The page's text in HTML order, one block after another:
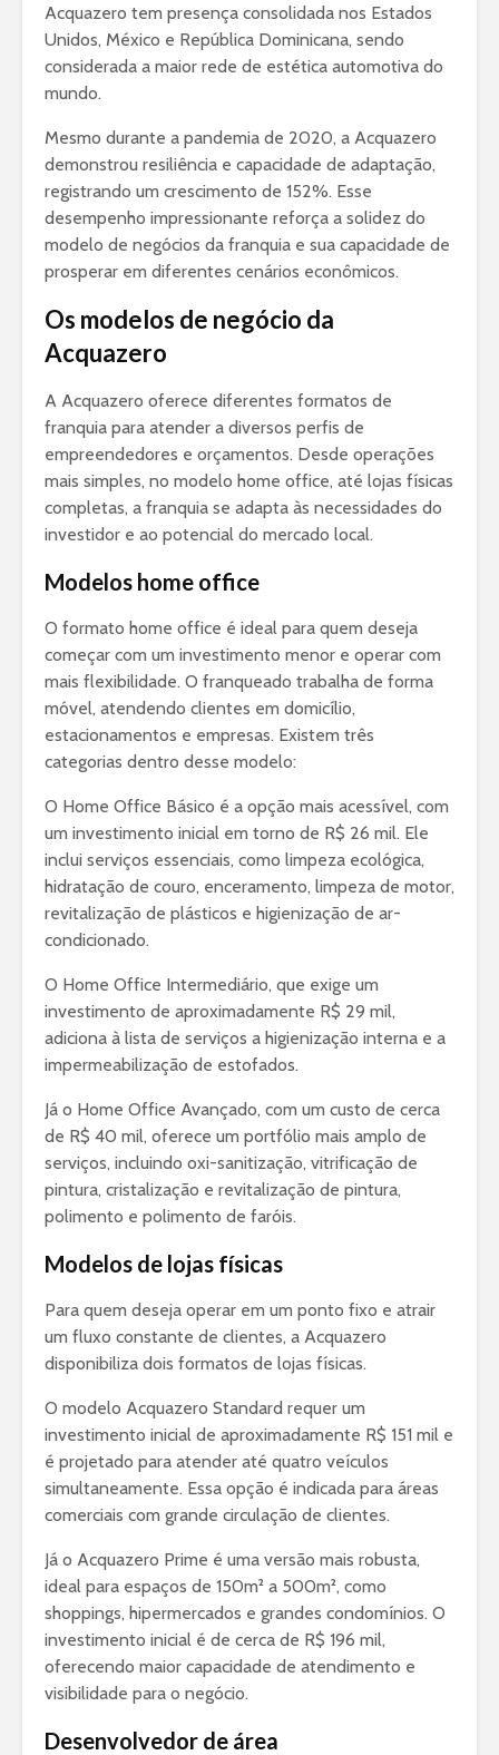
Acquazero tem presença consolidada nos Estados
Unidos, México e República Dominicana, sendo
considerada a maior rede de estética automotiva do
mundo.
Mesmo durante a pandemia de 2020, a Acquazero
demonstrou resiliência e capacidade de adaptação,
registrando um crescimento de 152%. Esse
desempenho impressionante reforça a solidez do
modelo de negócios da franquia e sua capacidade de
prosperar em diferentes cenários econômicos.
Os modelos de negócio da
Acquazero
A Acquazero oferece diferentes formatos de
franquia para atender a diversos perfis de
empreendedores e orçamentos. Desde operações
mais simples, no modelo home office, até lojas físicas
completas, a franquia se adapta às necessidades do
investidor e ao potencial do mercado local.
Modelos home office
O formato home office é ideal para quem deseja
começar com um investimento menor e operar com
mais flexibilidade. O franqueado trabalha de forma
móvel, atendendo clientes em domicílio,
estacionamentos e empresas. Existem três
categorias dentro desse modelo:
O Home Office Básico é a opção mais acessível, com
um investimento inicial em torno de R$ 26 mil. Ele
inclui serviços essenciais, como limpeza ecológica,
hidratação de couro, enceramento, limpeza de motor,
revitalização de plásticos e higienização de ar-
condicionado.
O Home Office Intermediário, que exige um
investimento de aproximadamente R$ 29 mil,
adiciona à lista de serviços a higienização interna e a
impermeabilização de estofados.
Já o Home Office Avançado, com um custo de cerca
de R$ 40 mil, oferece um portfólio mais amplo de
serviços, incluindo oxi-sanitização, vitrificação de
pintura, cristalização e revitalização de pintura,
polimento e polimento de faróis.
Modelos de lojas físicas
Para quem deseja operar em um ponto fixo e atrair
um fluxo constante de clientes, a Acquazero
disponibiliza dois formatos de lojas físicas.
O modelo Acquazero Standard requer um
investimento inicial de aproximadamente R$ 151 mil e
é projetado para atender até quatro veículos
simultaneamente. Essa opção é indicada para áreas
comerciais com grande circulação de clientes.
Já o Acquazero Prime é uma versão mais robusta,
ideal para espaços de 150m² a 500m², como
shoppings, hipermercados e grandes condomínios. O
investimento inicial é de cerca de R$ 196 mil,
oferecendo maior capacidade de atendimento e
visibilidade para o negócio.
Desenvolvedor de área